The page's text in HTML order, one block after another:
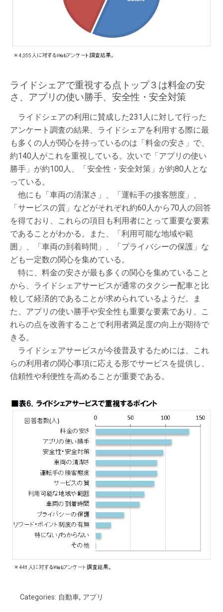
ライドシェアで重視する点トップ３は料金の安
さ、アプリの使い勝手、安全性・安全対策
ライドシェアの利用に賛成した231人に対して行った
アンケート調査の結果、ライドシェアを利用する際に最
も多くの人が関心を持っているのは「料金の安さ」で、
約140人がこれを重視している。次いで「アプリの使い
勝手」が約100人、「安全性・安全対策」が約80人とな
っている。
他にも「車両の清潔さ」、「運転手の接客態度」、
「サービスの質」などがそれぞれ約60人から70人の回答
を得ており、これらの項目も利用者にとって重要な要素
であることがわかる。また、「利用可能な地域や範
囲」、「車両の到着時間」、「プライバシーの保護」な
ども一定数の関心を集めている。
特に、料金の安さが最も多くの関心を集めていること
から、ライドシェアサービスが通常のタクシー配車と比
較して経済的であることが求められているようだ。ま
た、アプリの使い勝手や安全性も重要な要素であり、こ
れらの点を改善することで利用者満足度の向上が期待で
きる。
ライドシェアサービスが今後普及するためには、これ
らの利用者の関心事項に応える形でサービスを提供し、
信頼性や利便性を高めることが重要である。
Categories: 自動車, アプリ